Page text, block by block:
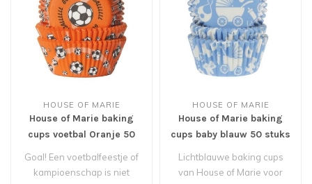
HOUSE OF MARIE
House of Marie baking
cups voetbal Oranje 50
Goal! Een voetbalfeestje of
kampioenschap is niet
HOUSE OF MARIE
House of Marie baking
cups baby blauw 50 stuks
Lichtblauwe baking cups
van House of Marie voor